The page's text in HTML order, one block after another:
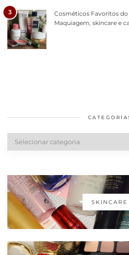
3
Cosméticos Favoritos do
Maquiagem, skincare e
Categorias
SKINCARE